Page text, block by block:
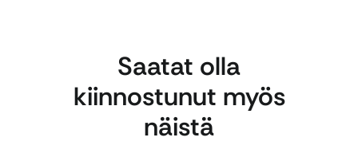
Saatat olla
kiinnostunut myös
näistä